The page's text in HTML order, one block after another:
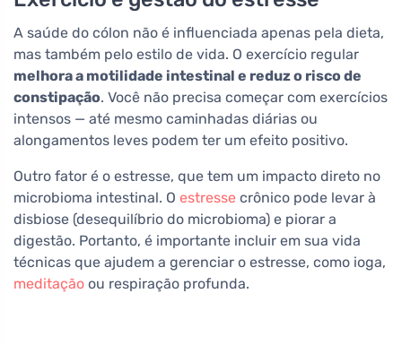
A saúde do cólon não é influenciada apenas pela dieta,
mas também pelo estilo de vida. O exercício regular
melhora a motilidade intestinal e reduz o risco de
constipação. Você não precisa começar com exercícios
intensos — até mesmo caminhadas diárias ou
alongamentos leves podem ter um efeito positivo.
Outro fator é o estresse, que tem um impacto direto no
microbioma intestinal. O estresse crônico pode levar à
disbiose (desequilíbrio do microbioma) e piorar a
digestão. Portanto, é importante incluir em sua vida
técnicas que ajudem a gerenciar o estresse, como ioga,
meditação ou respiração profunda.